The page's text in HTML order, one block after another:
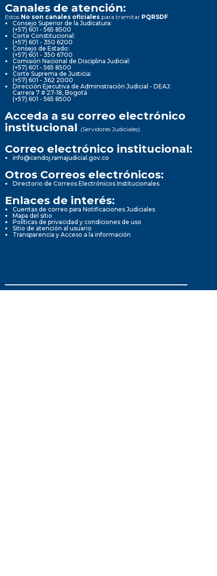
Canales de atención:
Estos No son canales oficiales para tramitar PQRSDF
Consejo Superior de la Judicatura:
(+57) 601 - 565 8500
Corte Constitucional:
(+57) 601 - 350 6200
Consejo de Estado:
(+57) 601 - 350 6700
Comisión Nacional de Disciplina Judicial:
(+57) 601 - 565 8500
Corte Suprema de Justicia:
(+57) 601 - 362 2000
Dirección Ejecutiva de Administración Judicial - DEAJ:
Carrera 7 # 27-18, Bogotá
(+57) 601 - 565 8500
Acceda a su correo electrónico
institucional (Servidores Judiciales)
Correo electrónico institucional:
info@cendoj.ramajudicial.gov.co
Otros Correos electrónicos:
Directorio de Correos Electrónicos Institucionales
Enlaces de interés:
Cuentas de correo para Notificaciones Judiciales
Mapa del sitio
Políticas de privacidad y condiciones de uso
Sitio de atención al usuario
Transparencia y Acceso a la información